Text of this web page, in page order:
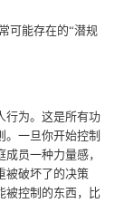
可能存在的“潜规
行为。这是所有功
。一旦你开始控制
员一种力量感，
被破坏了的决策
被控制的东西，比